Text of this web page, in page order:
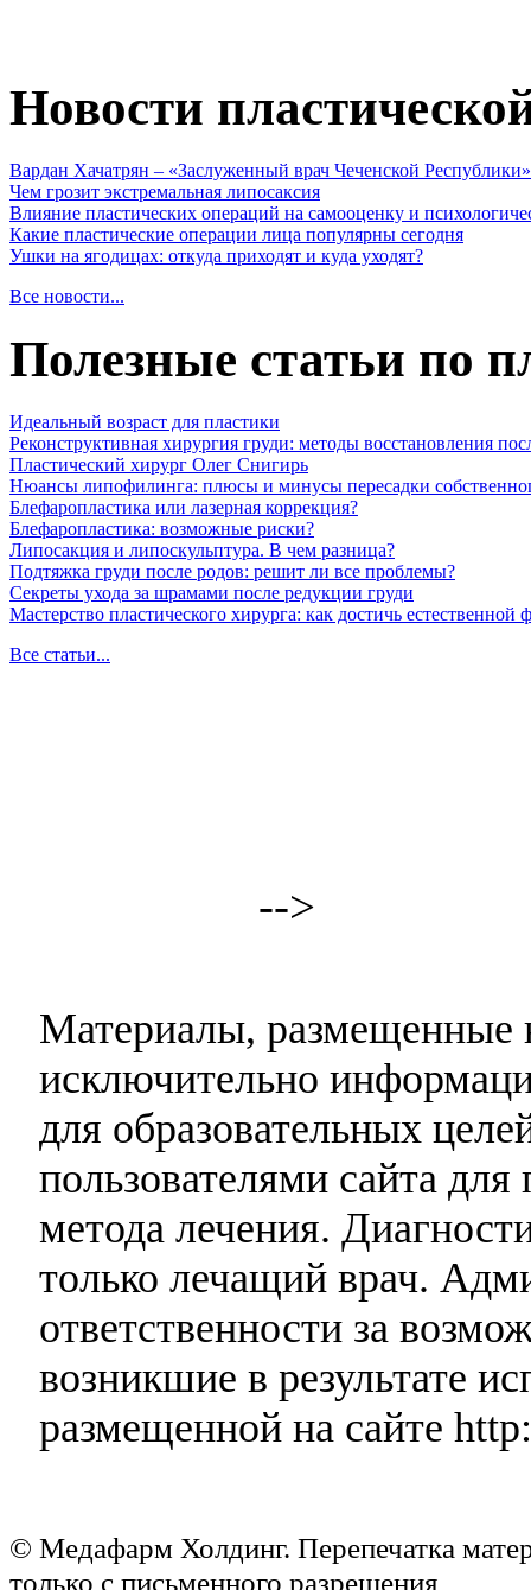
Новости
Вардан Хачатрян – «Заслуженный врач Чеченской Республики»
Чем грозит экстремальная липосаксия
Влияние пластических операций на самооценку и
Какие пластические операции лица популярны сегодня
Ушки на ягодицах: откуда приходят и куда уходят?
Все новости...
Полезные статьи по
Идеальный возраст для пластики
Реконструктивная хирургия груди: методы восстановления
Пластический хирург Олег Снигирь
Нюансы липофилинга: плюсы и минусы пересадки
Блефаропластика или лазерная коррекция?
Блефаропластика: возможные риски?
Липосакция и липоскульптура. В чем разница?
Подтяжка груди после родов: решит ли все проблемы?
Секреты ухода за шрамами после редукции груди
Мастерство пластического хирурга: как достичь
Все статьи...
-->
Материалы, размещенные
исключительно
для образовательных
пользователями сайта
метода лечения.
только лечащий врач.
ответственности за
возникшие в результате
размещенной на сайте
© Медафарм Холдинг. Перепечатка
только с письменного разрешения